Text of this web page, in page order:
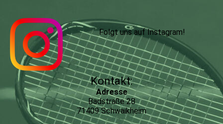
Folgt uns auf Instagram!
Kontakt:
Adresse
Badstraße 28
71409 Schwaikheim